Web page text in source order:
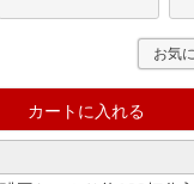
お気
カートに入れる